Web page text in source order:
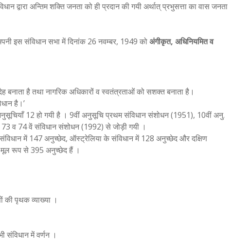
द्वारा अन्तिम शक्ति जनता को ही प्रदान की गयी अर्थात् प्रभुसत्ता का वास जनता
इस संविधान सभा में दिनांक 26 नवम्बर, 1949 कोअंगीकृत, अधिनियमित व
बनाता है तथा नागरिक अधिकारों व स्वतंत्रताओं को सशक्त बनाता है।
है।’
12 हो गयी है । 9वीं अनुसूचि प्रथम संविधान संशोधन (1951), 10वीं अनु.
व 74 वें संविधान संशोधन (1992) से जोड़ी गयी ।
में 147 अनुच्छेद, ऑस्ट्रेलिया के संविधान में 128 अनुच्छेद और दक्षिण
मूल रूप से 395 अनुच्छेद हैं ।
की पृथक व्याख्या ।
संविधान में वर्णन ।